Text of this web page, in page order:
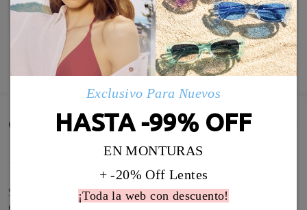
MOSTRAR MÁS
Comentarios de Clientes(1806)
Son ideales. Las que más uso. A todo el mundo le
encntan
Exclusivo Para Nuevos
HASTA -99% OFF
EN MONTURAS
+ -20% Off Lentes
¡Toda la web con descuento!